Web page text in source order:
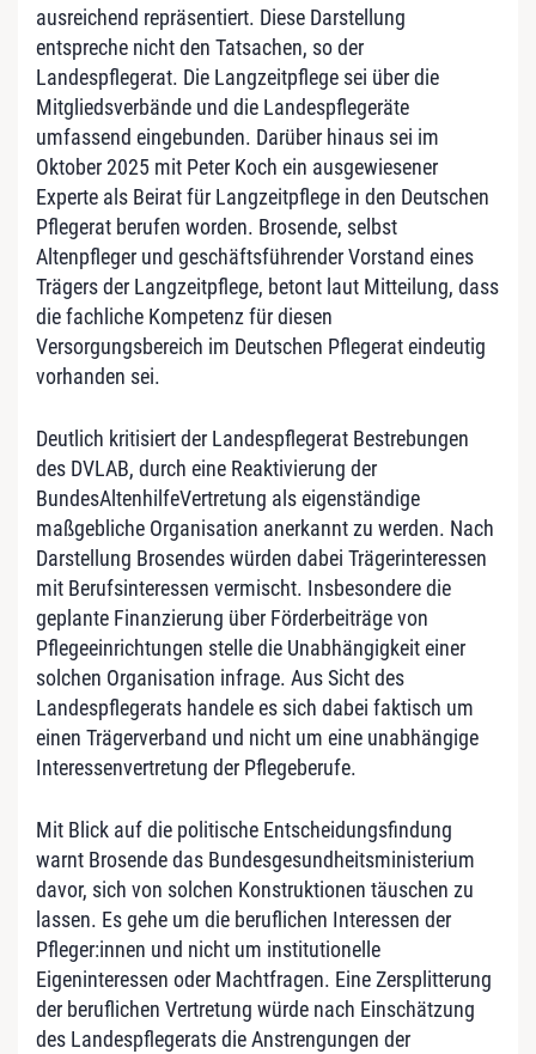
ausreichend repräsentiert. Diese Darstellung
entspreche nicht den Tatsachen, so der
Landespflegerat. Die Langzeitpflege sei über die
Mitgliedsverbände und die Landespflegeräte
umfassend eingebunden. Darüber hinaus sei im
Oktober 2025 mit Peter Koch ein ausgewiesener
Experte als Beirat für Langzeitpflege in den Deutschen
Pflegerat berufen worden. Brosende, selbst
Altenpfleger und geschäftsführender Vorstand eines
Trägers der Langzeitpflege, betont laut Mitteilung, dass
die fachliche Kompetenz für diesen
Versorgungsbereich im Deutschen Pflegerat eindeutig
vorhanden sei.
Deutlich kritisiert der Landespflegerat Bestrebungen
des DVLAB, durch eine Reaktivierung der
BundesAltenhilfeVertretung als eigenständige
maßgebliche Organisation anerkannt zu werden. Nach
Darstellung Brosendes würden dabei Trägerinteressen
mit Berufsinteressen vermischt. Insbesondere die
geplante Finanzierung über Förderbeiträge von
Pflegeeinrichtungen stelle die Unabhängigkeit einer
solchen Organisation infrage. Aus Sicht des
Landespflegerats handele es sich dabei faktisch um
einen Trägerverband und nicht um eine unabhängige
Interessenvertretung der Pflegeberufe.
Mit Blick auf die politische Entscheidungsfindung
warnt Brosende das Bundesgesundheitsministerium
davor, sich von solchen Konstruktionen täuschen zu
lassen. Es gehe um die beruflichen Interessen der
Pfleger:innen und nicht um institutionelle
Eigeninteressen oder Machtfragen. Eine Zersplitterung
der beruflichen Vertretung würde nach Einschätzung
des Landespflegerats die Anstrengungen der